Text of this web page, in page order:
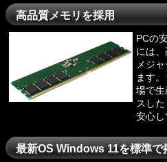
高品質メモリを採用
PCの
には
メジ
ます
場で
スし
安心し
最新OS Windows 11を標準で